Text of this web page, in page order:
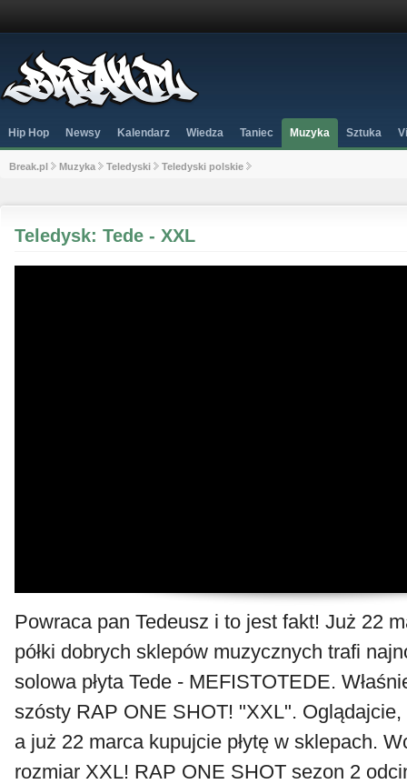
Hip Hop Newsy Kalendarz Wiedza Taniec Muzyka Sztuka
Break.pl Muzyka Teledyski Teledyski polskie
Teledysk: Tede - XXL
Powraca pan Tedeusz i to jest fakt! Już 22
półki dobrych sklepów muzycznych trafi
solowa płyta Tede - MEFISTOTEDE.
szósty RAP ONE SHOT! "XXL". Oglądajcie,
a już 22 marca kupujcie płytę w sklepach.
rozmiar XXL! RAP ONE SHOT sezon 2